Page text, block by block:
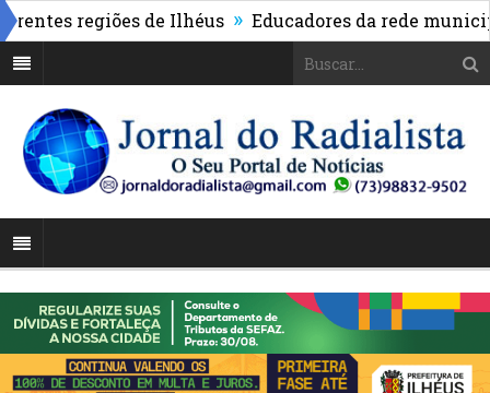
regiões de Ilhéus » Educadores da rede municipal